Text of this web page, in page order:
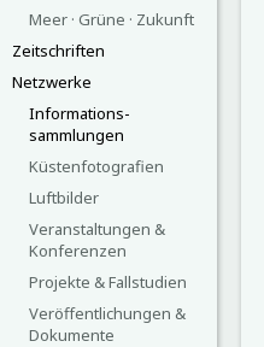
Meer · Grüne · Zukunft
Zeitschriften
Netzwerke
Informations-
sammlungen
Küstenfotografien
Luftbilder
Veranstaltungen &
Konferenzen
Projekte & Fallstudien
Veröffentlichungen &
Dokumente